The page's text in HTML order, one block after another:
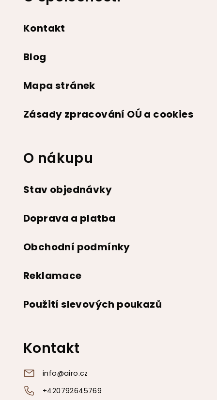
Kontakt
Blog
Mapa stránek
Zásady zpracování OÚ a cookies
O nákupu
Stav objednávky
Doprava a platba
Obchodní podmínky
Reklamace
Použití slevových poukazů
Kontakt
info@airo.cz
+420792645769